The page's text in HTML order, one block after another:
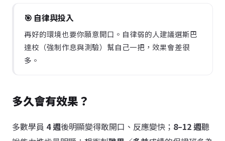
🎯 自律與投入
再好的環境也要你願意開口。自律弱的人建議選斯巴
達校（強制作息與測驗）幫自己一把，效果會差很
多。
多久會有效果？
多數學員 4 週後明顯變得敢開口、反應變快； 8–12 週聽